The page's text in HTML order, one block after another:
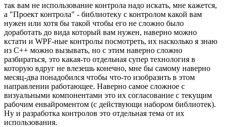
так вам не использование контрола надо искать, мне кажется,
а "Проект контрола" - библиотеку с контролом какой вам
нужен или хотя бы такой чтобы его не сложно было
доработать до вида который вам нужен, наверно можно
кстати и WPF-ные контролы посмотреть, их насколько я знаю
из С++ можно вызывать, но с этим наверно сложно
разбираться, это какая-то отдельная супер технология в
которую вдруг не влезешь конечно, мне бы самому наверно
месяц-два понадобился чтобы что-то изобразить в этом
направлении работающее. Наверно самое сложное с
визуальными компонентами это их согласование с текущим
рабочим енвайроментом (с действующи набором библиотек).
Ну и разработка контролов это отдельная тема от их
использования.